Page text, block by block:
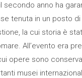
secondo anno ha
tenuta in un posto
la cui storia è
All’evento era
opere sono
musei